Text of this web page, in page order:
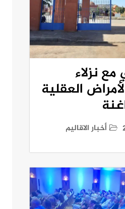
نزلاء
العقلية
أخبار الاقاليم